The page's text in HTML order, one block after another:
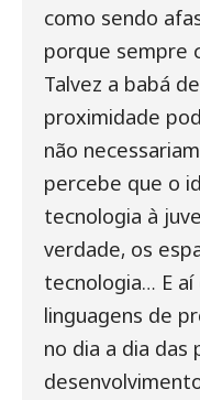
como sendo
porque sempre
Talvez a babá
proximidade
não
percebe que o
tecnologia à
verdade, os
tecnologia… E
linguagens de
no dia a dia das